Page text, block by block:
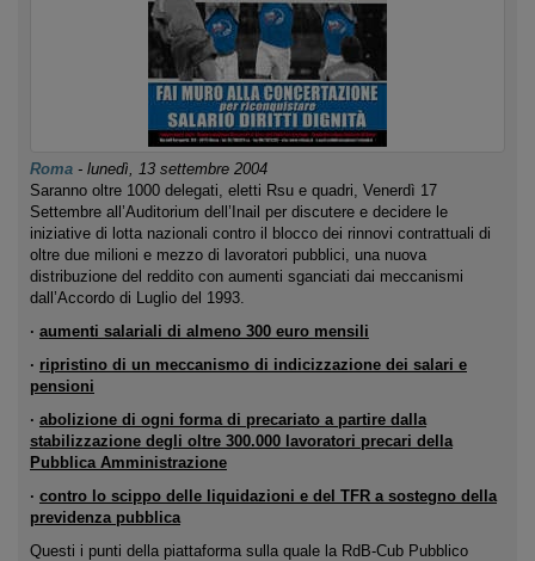
Roma - lunedì, 13 settembre 2004
Saranno oltre 1000 delegati, eletti Rsu e quadri, Venerdì 17
Settembre all’Auditorium dell’Inail per discutere e decidere le
iniziative di lotta nazionali contro il blocco dei rinnovi contrattuali di
oltre due milioni e mezzo di lavoratori pubblici, una nuova
distribuzione del reddito con aumenti sganciati dai meccanismi
dall’Accordo di Luglio del 1993.
· aumenti salariali di almeno 300 euro mensili
· ripristino di un meccanismo di indicizzazione dei salari e
pensioni
· abolizione di ogni forma di precariato a partire dalla
stabilizzazione degli oltre 300.000 lavoratori precari della
Pubblica Amministrazione
· contro lo scippo delle liquidazioni e del TFR a sostegno della
previdenza pubblica
Questi i punti della piattaforma sulla quale la RdB-Cub Pubblico